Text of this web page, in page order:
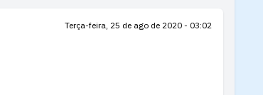
Terça-feira, 25 de ago de 2020 - 03:02